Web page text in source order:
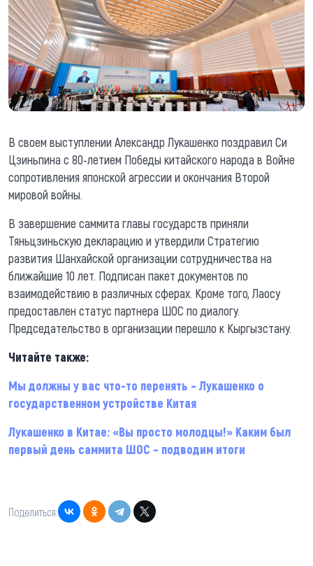
В своем выступлении Александр Лукашенко поздравил Си
Цзиньпина с 80-летием Победы китайского народа в Войне
сопротивления японской агрессии и окончания Второй
мировой войны.
В завершение саммита главы государств приняли
Тяньцзиньскую декларацию и утвердили Стратегию
развития Шанхайской организации сотрудничества на
ближайшие 10 лет. Подписан пакет документов по
взаимодействию в различных сферах. Кроме того, Лаосу
предоставлен статус партнера ШОС по диалогу.
Председательство в организации перешло к Кыргызстану.
Читайте также:
Мы должны у вас что-то перенять – Лукашенко о
государственном устройстве Китая
Лукашенко в Китае: «Вы просто молодцы!» Каким был
первый день саммита ШОС – подводим итоги
Поделиться: